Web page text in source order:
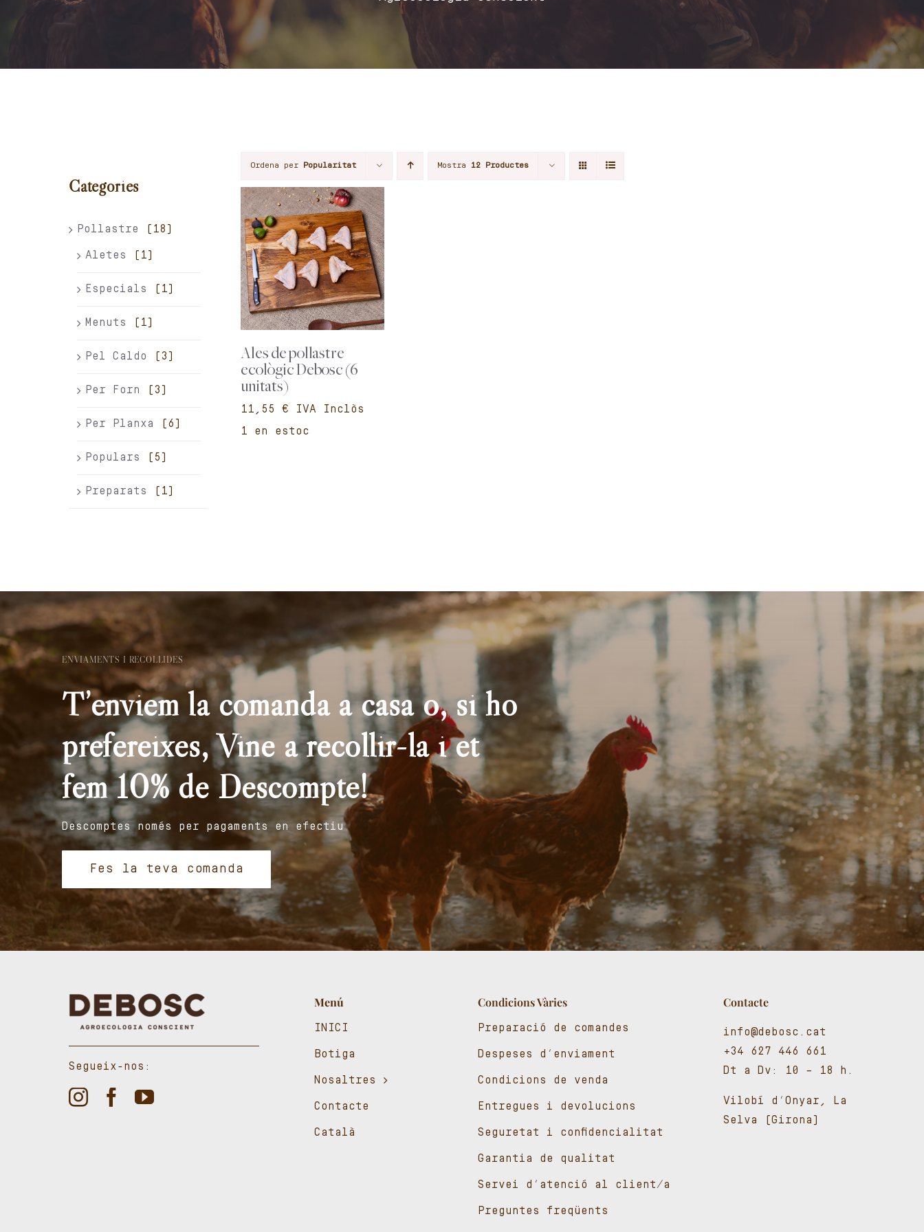
Categories
Pollastre (18)
Aletes (1)
Especials (1)
Menuts (1)
Pel Caldo (3)
Per Forn (3)
Per Planxa (6)
Populars (5)
Preparats (1)
Ordena per Popularitat Mostra12 Productes
Ales de pollastre
ecològic Debosc (6
unitats)
€
1 en estoc
ENVIAMENTS I RECOLLIDES
T’enviem la comanda a casa o, si ho
prefereixes, Vine a recollir-la i et
fem 10% de Descompte!
Descomptes només per pagaments en efectiu
Fes la teva comanda
Segueix-nos:
Menú
INICI
Botiga
Nosaltres
Contacte
Català
Condicions Vàries
Preparació de comandes
Despeses d’enviament
Condicions de venda
Entregues i devolucions
Seguretat i confidencialitat
Garantia de qualitat
Servei d’atenció al client/a
Preguntes freqüents
Contacte
info@debosc.cat
+34 627 446 661
Dt a Dv: 10 – 18 h.
Vilobí d’Onyar, La
Selva (Girona)